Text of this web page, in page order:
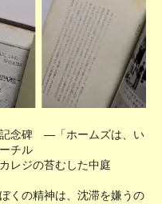
念碑 ―「ホームズは、い
チル
ジの苔むした中庭
の精神は、沈滞を嫌うの